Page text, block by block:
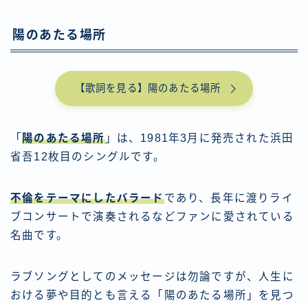
陽のあたる場所
【歌詞を見る】陽のあたる場所
「陽のあたる場所」は、1981年3月に発売された浜田
省吾12枚目のシングルです。
不倫をテーマにしたバラードであり、長年に渡りライ
ブコンサートで演奏されるなどファンに愛されている
名曲です。
ラブソングとしてのメッセージは勿論ですが、人生に
おける夢や目的とも言える「陽のあたる場所」を見つ